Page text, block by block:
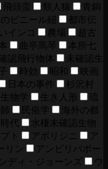
飛頭蛮 類人猿
青銅
のビニール紐
都市伝
インコ 農場
超古
曲亭馬琴
本所七
認飛行物体
未確認生
時効 昭和
映画
日本の事件
杉沢村
生物学 生き人形
琉
民俗学
海外の都
代
水棲未確認生物
ト アボリジニ
ア
リン
アンビリバボー
ディ・ジョーンズ
ウ